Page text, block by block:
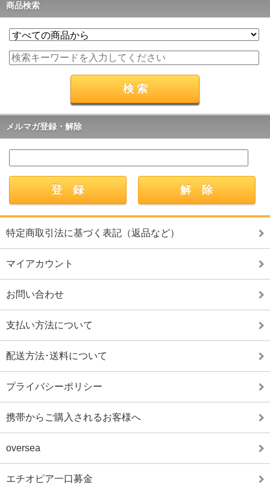
商品検索
メルマガ登録・解除
特定商取引法に基づく表記（返品など）
マイアカウント
お問い合わせ
支払い方法について
配送方法･送料について
プライバシーポリシー
携帯からご購入されるお客様へ
oversea
エチオピア一口募金